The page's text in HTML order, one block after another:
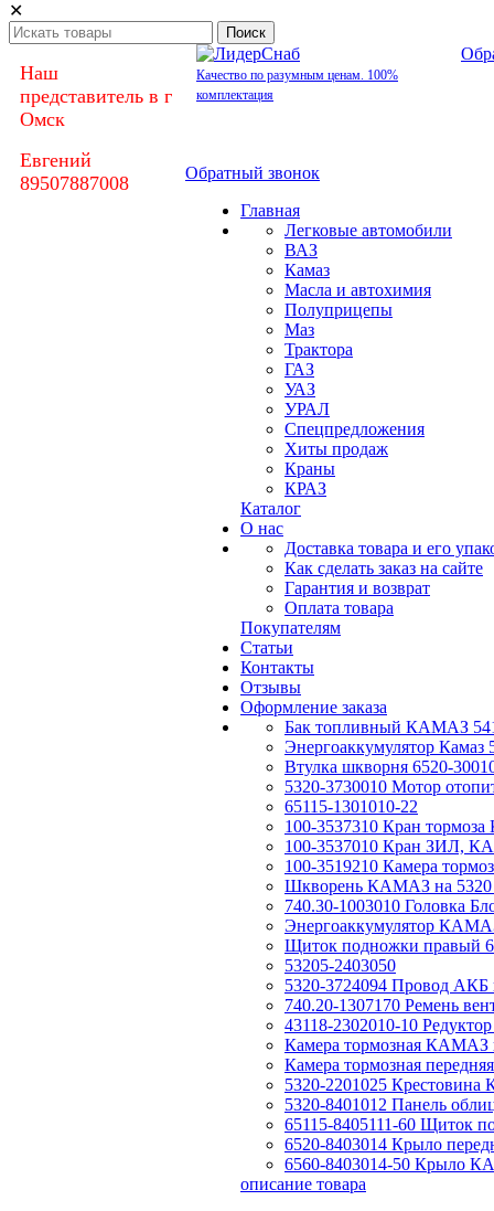
✕
Наш
представитель в г
Омск
Евгений
89507887008
Качество по разумным ценам. 100%
комплектация
Обратный звонок
Главная
Легковые автомобили
ВАЗ
Камаз
Масла и автохимия
Полуприцепы
Маз
Трактора
ГАЗ
УАЗ
УРАЛ
Спецпредложения
Хиты продаж
Краны
КРАЗ
Каталог
О нас
Доставка товара и его
Как сделать заказ на сайте
Гарантия и возврат
Оплата товара
Покупателям
Статьи
Контакты
Отзывы
Оформление заказа
Бак топливный КАМАЗ
Энергоаккумулятор Камаз
Втулка шкворня 6520-
5320-3730010 Мотор
65115-1301010-22
100-3537310 Кран
100-3537010 Кран ЗИЛ,
100-3519210 Камера
Шкворень КАМАЗ на 5320
740.30-1003010 Головка
Энергоаккумулятор
Щиток подножки правый
53205-2403050
5320-3724094 Провод
740.20-1307170 Ремень
43118-2302010-10
Камера тормозная КАМАЗ
Камера тормозная
5320-2201025
5320-8401012 Панель
65115-8405111-60 Щиток
6520-8403014 Крыло
6560-8403014-50 Крыло
описание товара